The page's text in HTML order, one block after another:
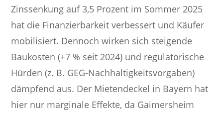
Zinssenkung auf 3,5 Prozent im Sommer 2025
hat die Finanzierbarkeit verbessert und Käufer
mobilisiert. Dennoch wirken sich steigende
Baukosten (+7 % seit 2024) und regulatorische
Hürden (z. B. GEG-Nachhaltigkeitsvorgaben)
dämpfend aus. Der Mietendeckel in Bayern hat
hier nur marginale Effekte, da Gaimersheim